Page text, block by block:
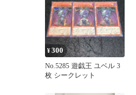
¥300
No.5285 遊戯王 ユベル 3
枚 シークレット